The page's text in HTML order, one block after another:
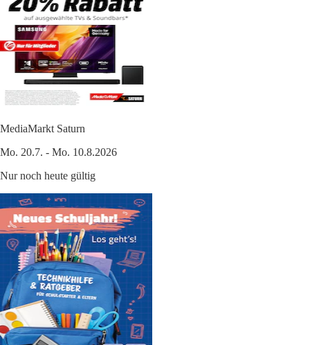
MediaMarkt Saturn
Mo. 20.7. - Mo. 10.8.2026
Nur noch heute gültig